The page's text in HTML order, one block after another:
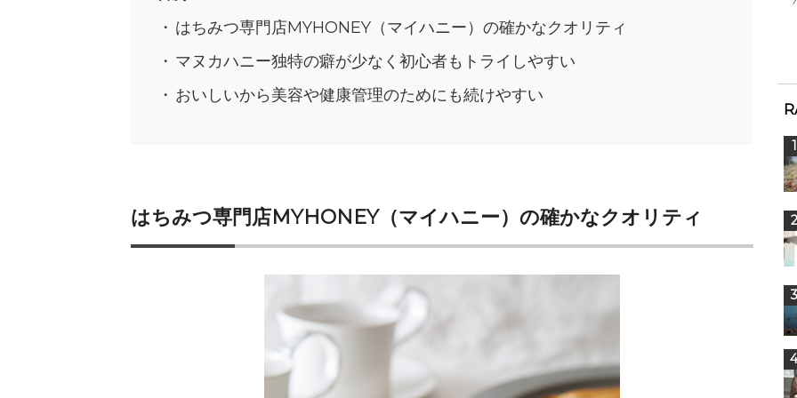
はちみつ専門店MYHONEY（マイハニー）の確かなクオリティ
マヌカハニー独特の癖が少なく初心者もトライしやすい
おいしいから美容や健康管理のためにも続けやすい
はちみつ専門店MYHONEY（マイハニー）の確かなクオリティ